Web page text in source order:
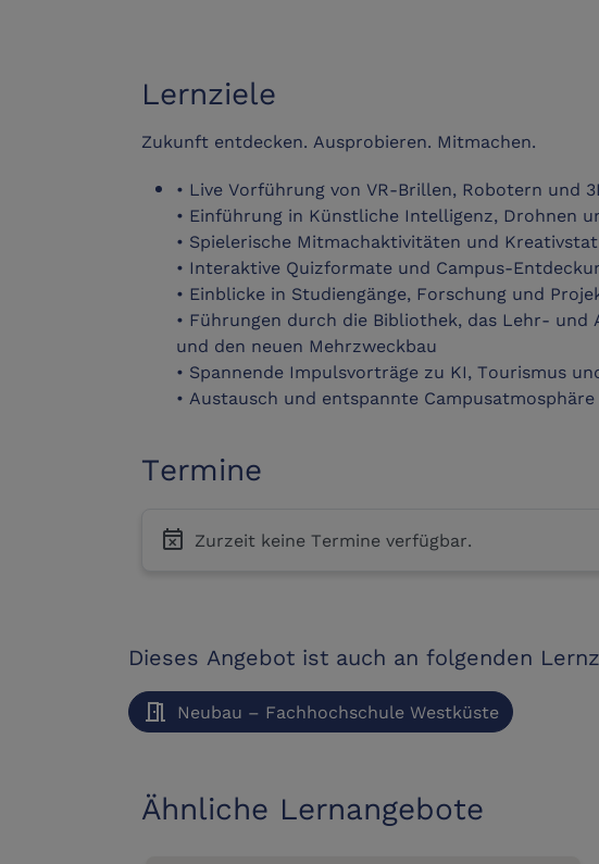
Lernziele
Zukunft entdecken. Ausprobieren. Mitmachen.
• Live Vorführung von VR-Brillen, Robotern und
• Einführung in Künstliche Intelligenz, Drohnen
• Spielerische Mitmachaktivitäten und
• Interaktive Quizformate und Campus-
• Einblicke in Studiengänge, Forschung und
• Führungen durch die Bibliothek, das Lehr- und
und den neuen Mehrzweckbau
• Spannende Impulsvorträge zu KI, Tourismus
• Austausch und entspannte Campusatmosphäre
Termine
event_busy Zurzeit keine Termine verfügbar.
Dieses Angebot ist auch an folgenden
meeting_room Neubau – Fachhochschule Westküste
Ähnliche Lernangebote